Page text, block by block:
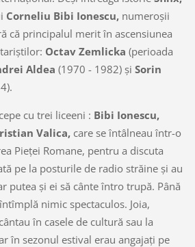
Corneliu Bibi Ionescu, numeroşii
că principalul merit în ascensiunea
Octav Zemlicka (perioada
Aldea (1970 - 1982) şi Sorin
cu trei liceeni : Bibi Ionescu,
Valica,care se întâlneau într-o
Pieţei Romane, pentru a discuta
pe la posturile de radio străine şi au
putea şi ei să cânte întro trupă. Până
nimic spectaculos. Joia,
în casele de cultură sau la
în sezonul estival erau angajaţi pe